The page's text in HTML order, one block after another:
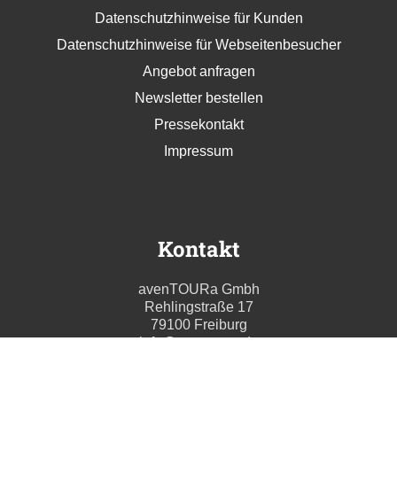
Datenschutzhinweise für Kunden
Datenschutzhinweise für Webseitenbesucher
Angebot anfragen
Newsletter bestellen
Pressekontakt
Impressum
Kontakt
avenTOURa Gmbh
Rehlingstraße 17
79100 Freiburg
info@aventoura.de